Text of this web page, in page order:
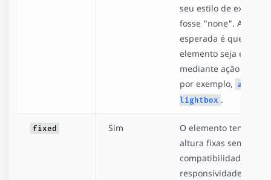
seu estilo de exibição
fosse "none". A ação
esperada é que o
elemento seja exibido
mediante ação do
por exemplo, amp-
lightbox .
fixed Sim
O elemento tem
altura fixas sem
compatibilidade com
responsividade. As